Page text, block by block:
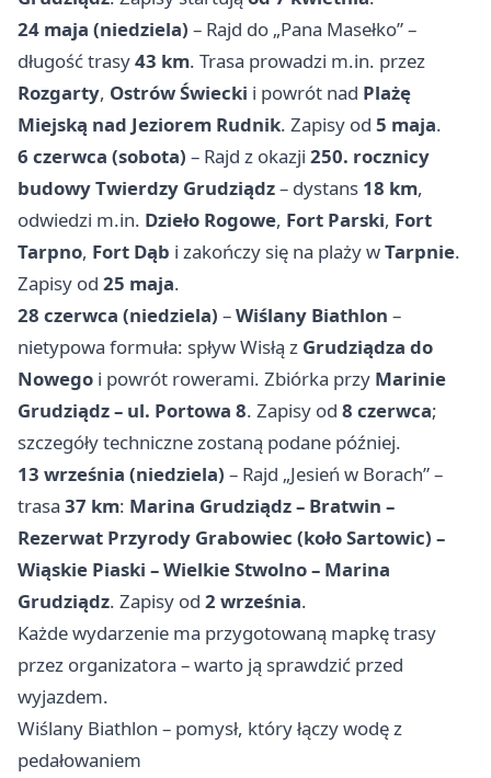
24 maja (niedziela) – Rajd do „Pana Masełko” –
długość trasy43 km. Trasa prowadzi m.in. przez
Rozgarty, Ostrów Świecki i powrót nad Plażę
Miejską nad Jeziorem Rudnik. Zapisy od 5 maja.
6 czerwca (sobota) – Rajd z okazji 250. rocznicy
budowy Twierdzy Grudziądz– dystans 18 km,
odwiedzi m.in. Dzieło Rogowe, Fort Parski, Fort
Tarpno, Fort Dąb i zakończy się na plaży wTarpnie.
Zapisy od 25 maja.
28 czerwca (niedziela) –Wiślany Biathlon –
nietypowa formuła: spływ Wisłą z Grudziądza do
Nowego i powrót rowerami. Zbiórka przy Marinie
Grudziądz – ul. Portowa 8. Zapisy od 8 czerwca;
szczegóły techniczne zostaną podane później.
13 września (niedziela) – Rajd „Jesień w Borach” –
trasa 37 km: Marina Grudziądz – Bratwin –
Rezerwat Przyrody Grabowiec (koło Sartowic) –
Wiąskie Piaski – Wielkie Stwolno – Marina
Grudziądz. Zapisy od 2 września.
Każde wydarzenie ma przygotowaną mapkę trasy
przez organizatora – warto ją sprawdzić przed
wyjazdem.
Wiślany Biathlon – pomysł, który łączy wodę z
pedałowaniem